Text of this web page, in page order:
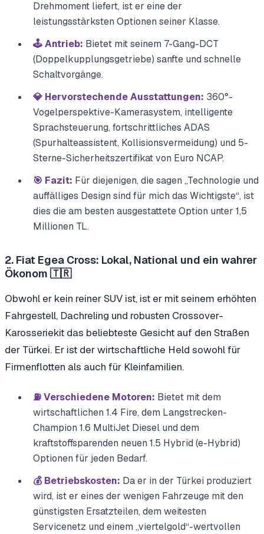
Drehmoment liefert, ist er eine der
leistungsstärksten Optionen seiner Klasse.
🕹️ Antrieb: Bietet mit seinem 7-Gang-DCT
(Doppelkupplungsgetriebe) sanfte und schnelle
Schaltvorgänge.
💎 Hervorstechende Ausstattungen: 360°-
Vogelperspektive-Kamerasystem, intelligente
Sprachsteuerung, fortschrittliches ADAS
(Spurhalteassistent, Kollisionsvermeidung) und 5-
Sterne-Sicherheitszertifikat von Euro NCAP.
🎯 Fazit: Für diejenigen, die sagen „Technologie und
auffälliges Design sind für mich das Wichtigste“, ist
dies die am besten ausgestattete Option unter 1,5
Millionen TL.
2. Fiat Egea Cross: Lokal, National und ein wahrer
Ökonom 🇹🇷
Obwohl er kein reiner SUV ist, ist er mit seinem erhöhten
Fahrgestell, Dachreling und robusten Crossover-
Karosseriekit das beliebteste Gesicht auf den Straßen
der Türkei. Er ist der wirtschaftliche Held sowohl für
Firmenflotten als auch für Kleinfamilien.
⛽ Verschiedene Motoren: Bietet mit dem
wirtschaftlichen 1.4 Fire, dem Langstrecken-
Champion 1.6 MultiJet Diesel und dem
kraftstoffsparenden neuen 1.5 Hybrid (e-Hybrid)
Optionen für jeden Bedarf.
💰 Betriebskosten: Da er in der Türkei produziert
wird, ist er eines der wenigen Fahrzeuge mit den
günstigsten Ersatzteilen, dem weitesten
Servicenetz und einem „viertelgold“-wertvollen